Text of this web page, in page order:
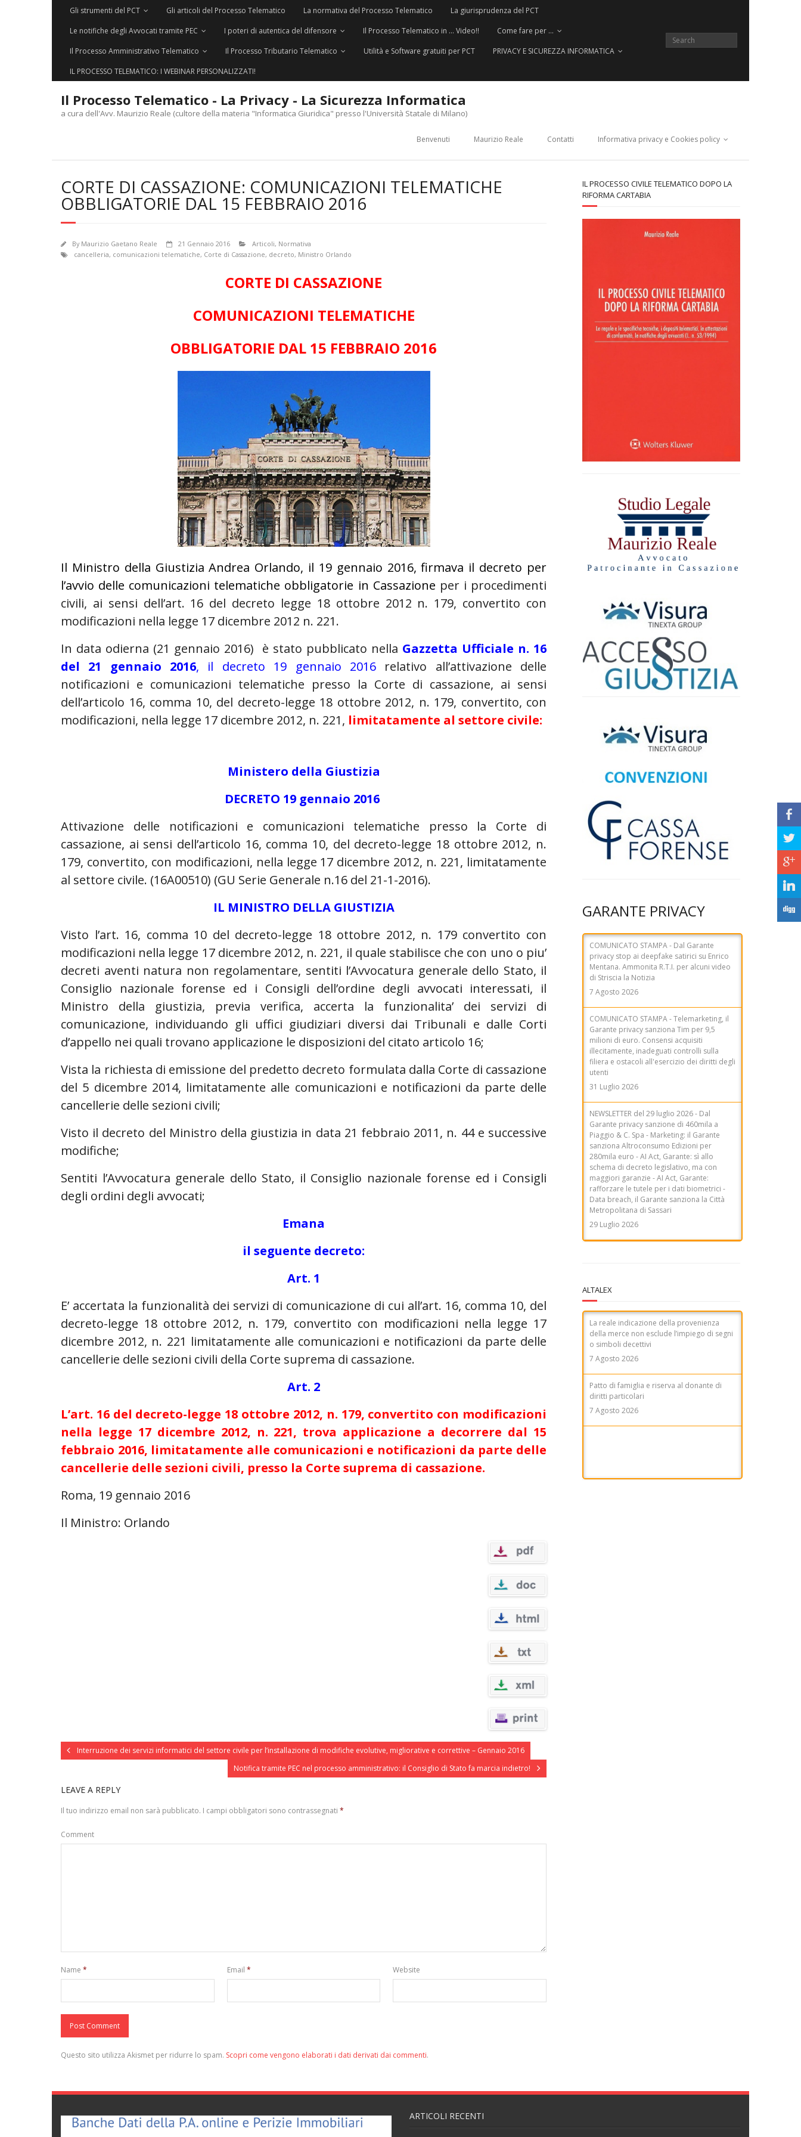
Gli strumenti del PCT Gli articoli del Processo Telematico La normativa del Processo Telematico
La giurisprudenza del PCT
Le notifiche degli Avvocati tramite PEC
I poteri di autentica del difensore Il Processo Telematico in … Video!!
Come fare per …
Il Processo Amministrativo Telematico
Il Processo Tributario Telematico Utilità e Software gratuiti per PCT
PRIVACY E SICUREZZA INFORMATICA
IL PROCESSO TELEMATICO: I WEBINAR PERSONALIZZATI!
Il Processo Telematico - La Privacy - La Sicurezza Informatica
a cura dell'Avv. Maurizio Reale (cultore della materia "Informatica Giuridica" presso l'Università Statale di Milano)
Benvenuti Maurizio Reale Contatti Informativa privacy e Cookies policy
CORTE DI CASSAZIONE: COMUNICAZIONI TELEMATICHE
OBBLIGATORIE DAL 15 FEBBRAIO 2016
By Maurizio Gaetano Reale 21 Gennaio 2016 Articoli, Normativa
cancelleria, comunicazioni telematiche, Corte di Cassazione, decreto, Ministro Orlando
CORTE DI CASSAZIONE
COMUNICAZIONI TELEMATICHE
OBBLIGATORIE DAL 15 FEBBRAIO 2016
Il Ministro della Giustizia Andrea Orlando, il 19 gennaio 2016, firmava il decreto per
l’avvio delle comunicazioni telematiche obbligatorie in Cassazione per i procedimenti
civili, ai sensi dell’art. 16 del decreto legge 18 ottobre 2012 n. 179, convertito con
modificazioni nella legge 17 dicembre 2012 n. 221.
In data odierna (21 gennaio 2016) è stato pubblicato nella Gazzetta Ufficiale n. 16
del 21 gennaio 2016, il decreto 19 gennaio 2016 relativo all’attivazione delle
notificazioni e comunicazioni telematiche presso la Corte di cassazione, ai sensi
dell’articolo 16, comma 10, del decreto-legge 18 ottobre 2012, n. 179, convertito, con
modificazioni, nella legge 17 dicembre 2012, n. 221, limitatamente al settore civile:
Ministero della Giustizia
DECRETO 19 gennaio 2016
Attivazione delle notificazioni e comunicazioni telematiche presso la Corte di
cassazione, ai sensi dell’articolo 16, comma 10, del decreto-legge 18 ottobre 2012, n.
179, convertito, con modificazioni, nella legge 17 dicembre 2012, n. 221, limitatamente
al settore civile. (16A00510) (GU Serie Generale n.16 del 21-1-2016).
IL MINISTRO DELLA GIUSTIZIA
Visto l’art. 16, comma 10 del decreto-legge 18 ottobre 2012, n. 179 convertito con
modificazioni nella legge 17 dicembre 2012, n. 221, il quale stabilisce che con uno o piu’
decreti aventi natura non regolamentare, sentiti l’Avvocatura generale dello Stato, il
Consiglio nazionale forense ed i Consigli dell’ordine degli avvocati interessati, il
Ministro della giustizia, previa verifica, accerta la funzionalita’ dei servizi di
comunicazione, individuando gli uffici giudiziari diversi dai Tribunali e dalle Corti
d’appello nei quali trovano applicazione le disposizioni del citato articolo 16;
Vista la richiesta di emissione del predetto decreto formulata dalla Corte di cassazione
del 5 dicembre 2014, limitatamente alle comunicazioni e notificazioni da parte delle
cancellerie delle sezioni civili;
Visto il decreto del Ministro della giustizia in data 21 febbraio 2011, n. 44 e successive
modifiche;
Sentiti l’Avvocatura generale dello Stato, il Consiglio nazionale forense ed i Consigli
degli ordini degli avvocati;
Emana
il seguente decreto:
Art. 1
E’ accertata la funzionalità dei servizi di comunicazione di cui all’art. 16, comma 10, del
decreto-legge 18 ottobre 2012, n. 179, convertito con modificazioni nella legge 17
dicembre 2012, n. 221 limitatamente alle comunicazioni e notificazioni da parte delle
cancellerie delle sezioni civili della Corte suprema di cassazione.
Art. 2
L’art. 16 del decreto-legge 18 ottobre 2012, n. 179, convertito con modificazioni
nella legge 17 dicembre 2012, n. 221, trova applicazione a decorrere dal 15
febbraio 2016, limitatamente alle comunicazioni e notificazioni da parte delle
cancellerie delle sezioni civili, presso la Corte suprema di cassazione.
Roma, 19 gennaio 2016
Il Ministro: Orlando
Interruzione dei servizi informatici del settore civile per l’installazione di modifiche evolutive, migliorative e correttive – Gennaio 2016
Notifica tramite PEC nel processo amministrativo: il Consiglio di Stato fa marcia indietro!
LEAVE A REPLY
Il tuo indirizzo email non sarà pubblicato. I campi obbligatori sono contrassegnati *
Comment
Name * Email * Website
Questo sito utilizza Akismet per ridurre lo spam. Scopri come vengono elaborati i dati derivati dai commenti.
IL PROCESSO CIVILE TELEMATICO DOPO LA
RIFORMA CARTABIA
GARANTE PRIVACY
Mentana. Ammonita R.T.I. per alcuni video
di Striscia la Notizia
7 Agosto 2026
COMUNICATO STAMPA - Telemarketing, il
Garante privacy sanziona Tim per 9,5
milioni di euro. Consensi acquisiti
illecitamente, inadeguati controlli sulla
31 Luglio 2026
NEWSLETTER del 29 luglio 2026 - Dal
Garante privacy sanzione di 460mila a
Piaggio & C. Spa - Marketing: il Garante
sanziona Altroconsumo Edizioni per
maggiori garanzie - AI Act, Garante:
rafforzare le tutele per i dati biometrici -
Data breach, il Garante sanziona la Città
Metropolitana di Sassari
29 Luglio 2026
ALTALEX
La reale indicazione della provenienza
della merce non esclude l’impiego di segni
o simboli decettivi
7 Agosto 2026
Patto di famiglia e riserva al donante di
diritti particolari
7 Agosto 2026
ARTICOLI RECENTI
b
a
c
j
F